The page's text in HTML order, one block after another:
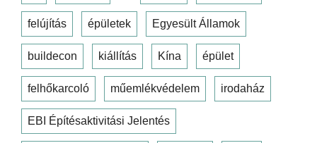
felújítás épületek Egyesült Államok
buildecon kiállítás Kína épület
felhőkarcoló műemlékvédelem irodaház
EBI Építésaktivitási Jelentés